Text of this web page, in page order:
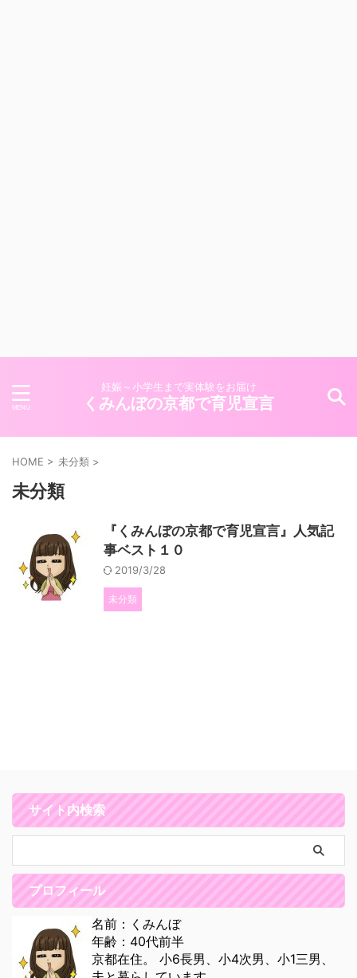
妊娠～小学生まで実体験をお届け
くみんぼの京都で育児宣言
HOME > 未分類 >
未分類
『くみんぼの京都で育児宣言』人気記
事ベスト１０
2019/3/28
未分類
サイト内検索
プロフィール
名前：くみんぼ
年齢：40代前半
京都在住。 小6長男、小4次男、小1三男、